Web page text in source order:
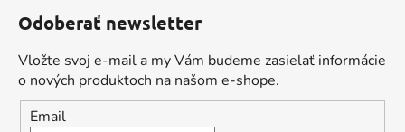
Odoberať newsletter
Vložte svoj e-mail a my Vám budeme zasielať informácie
o nových produktoch na našom e-shope.
Email